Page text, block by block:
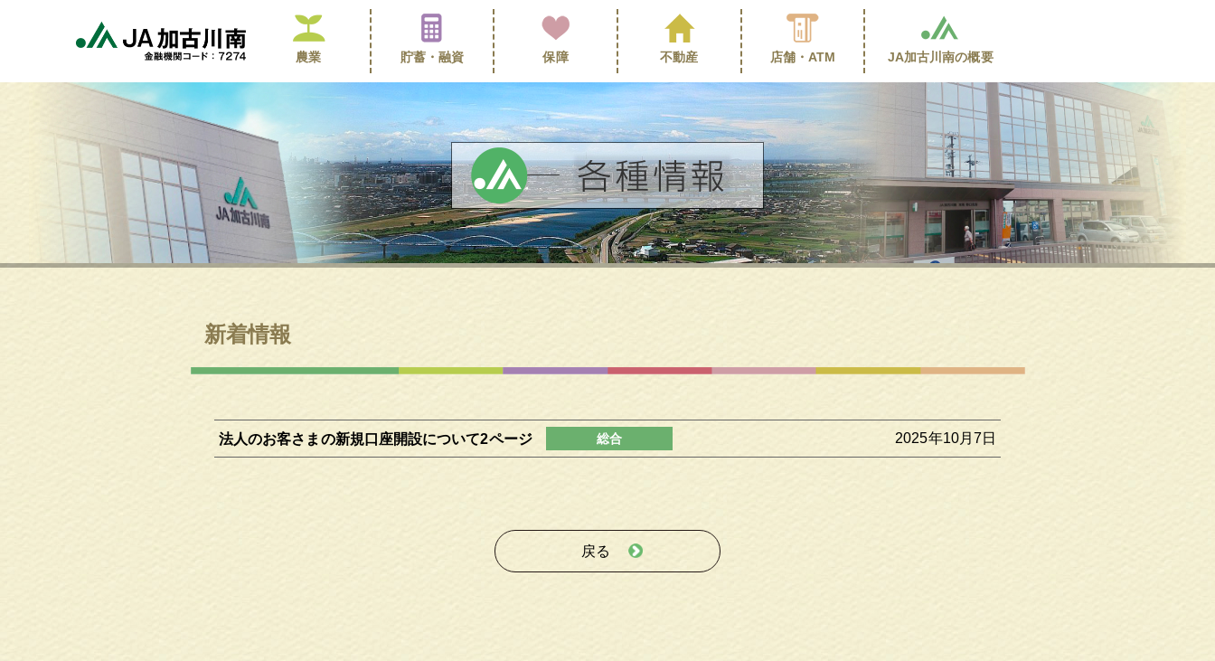
農業 貯蓄・ 融資 保障 不動産 店舗・ ATM JA加古川南の概要
新着情報
法人のお客さまの新規口座開設について2ページ 2025年10月7日
戻る